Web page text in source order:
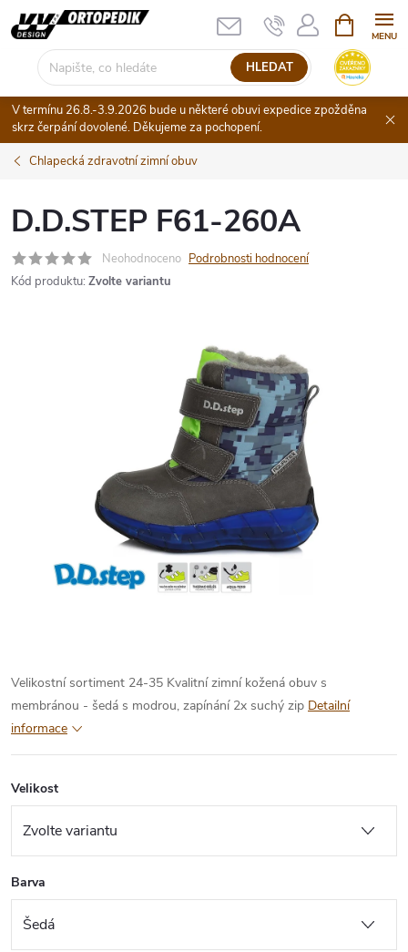
Přejít
na
HLEDAT
NÁKUPNÍ
KOŠÍK
V termínu 26.8.-3.9.2026 bude u některé obuvi expedice zpožděna
skrz čerpání dovolené. Děkujeme za pochopení.
Chlapecká zdravotní zimní obuv
D.D.STEP F61-260A
Neohodnoceno Podrobnosti hodnocení
Kód produktu: Zvolte variantu
Velikostní sortiment 24-35 Kvalitní zimní kožená obuv s
membránou - šedá s modrou, zapínání 2x suchý zip Detailní
informace
Velikost
Barva